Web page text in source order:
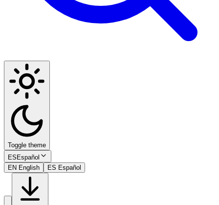
Toggle theme
ES Español
EN English ES Español